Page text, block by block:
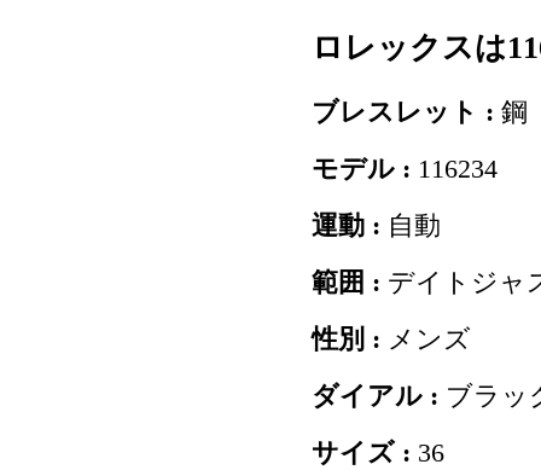
ロレックスは
ブレスレット : 鋼
モデル : 116234
運動 : 自動
範囲 : デイトジャ
性別 : メンズ
ダイアル : ブラッ
サイズ : 36